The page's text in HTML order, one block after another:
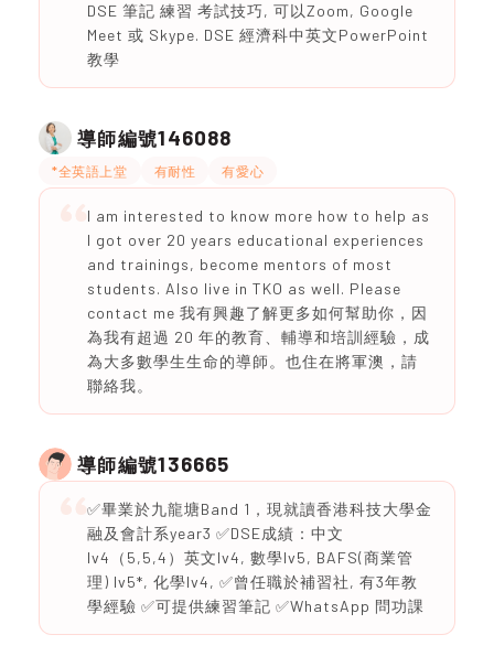
DSE 筆記 練習 考試技巧, 可以Zoom, Google
Meet 或 Skype. DSE 經濟科中英文PowerPoint
教學
導師編號146088
*全英語上堂 有耐性 有愛心
I am interested to know more how to help as
I got over 20 years educational experiences
and trainings, become mentors of most
students. Also live in TKO as well. Please
contact me 我有興趣了解更多如何幫助你，因
為我有超過 20 年的教育、輔導和培訓經驗，成
為大多數學生生命的導師。也住在將軍澳，請
聯絡我。
導師編號136665
✅畢業於九龍塘Band 1，現就讀香港科技大學金
融及會計系year3 ✅DSE成績：中文
lv4（5,5,4）英文lv4, 數學lv5, BAFS(商業管
理) lv5*, 化學lv4, ✅曾任職於補習社, 有3年教
學經驗 ✅可提供練習筆記 ✅WhatsApp 問功課